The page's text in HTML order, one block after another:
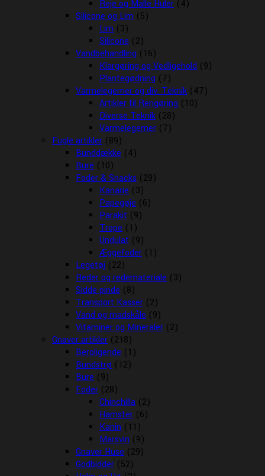
Reje og Malle Huler (4)
Silicone og Lim (5)
Lim (3)
Silicone (2)
Vandbehandling (16)
Klargøring og Vedligehold (9)
Plantegødning (7)
Varmelegemer og div. Teknik (47)
Artikler til Rengøring (10)
Diverse Teknik (28)
Varmelegemer (7)
Fugle artikler (89)
Bunddække (4)
Bure (10)
Foder & Snacks (29)
Kanarie (3)
Papegøje (6)
Parakit (9)
Trope (1)
Undulat (9)
Æggefoder (1)
Legetøj (22)
Reder og redemateriale (3)
Sidde pinde (8)
Transport Kasser (2)
Vand og madskåle (9)
Vitaminer og Mineraler (2)
Gnaver artikler (218)
Beroligende (1)
Bundstrø (12)
Bure (9)
Foder (28)
Chinchilla (2)
Hamster (6)
Kanin (11)
Marsvin (9)
Gnaver Huse (29)
Godbidder (52)